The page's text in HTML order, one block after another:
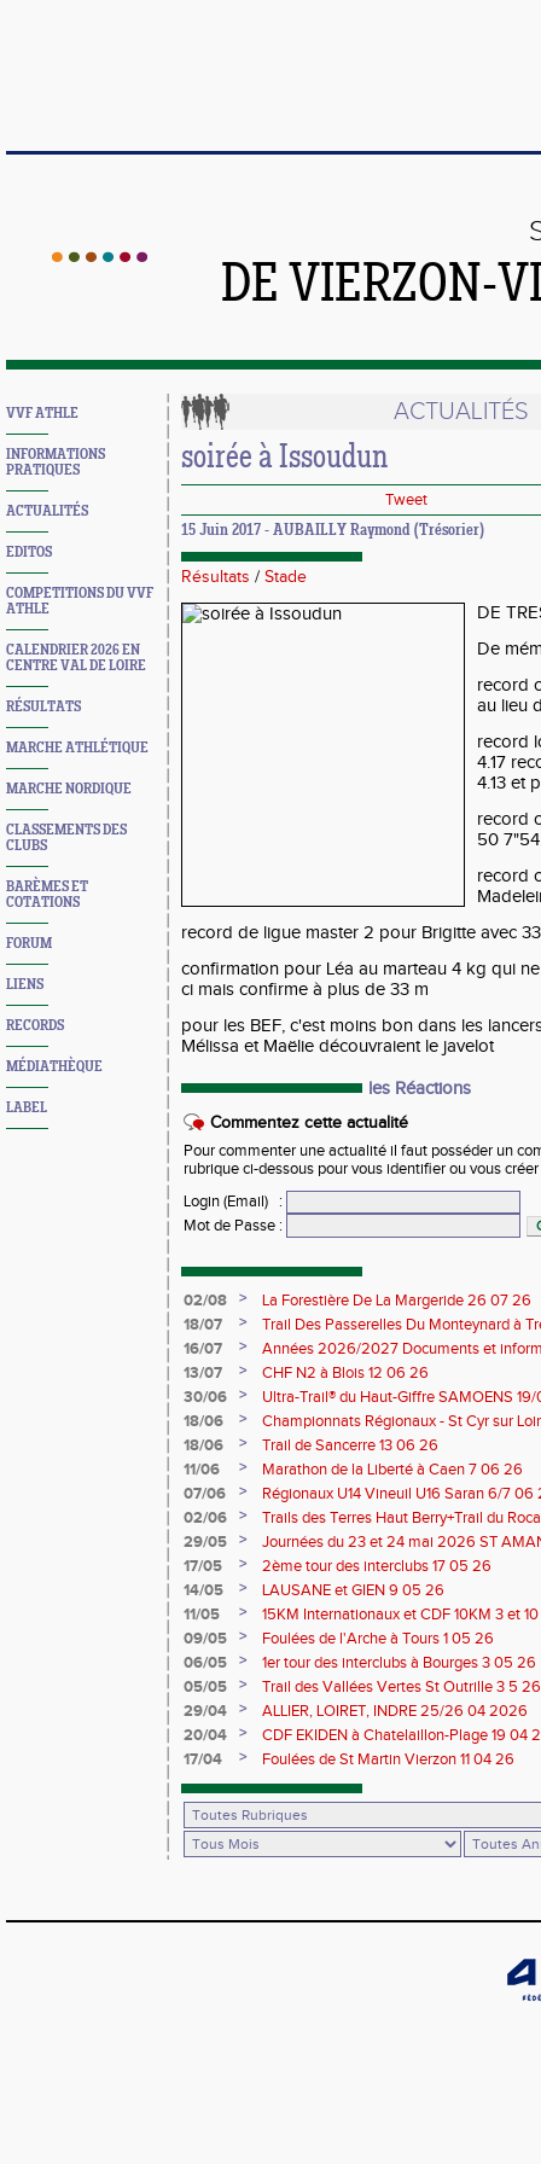
DE VIERZON-
VVF ATHLE
INFORMATIONS
PRATIQUES
ACTUALITÉS
EDITOS
COMPETITIONS DU VVF
ATHLE
CALENDRIER 2026 EN
CENTRE VAL DE LOIRE
RÉSULTATS
MARCHE ATHLÉTIQUE
MARCHE NORDIQUE
CLASSEMENTS DES
CLUBS
BARÈMES ET
COTATIONS
FORUM
LIENS
RECORDS
MÉDIATHÈQUE
LABEL
ACTUALITÉS
soirée à Issoudun
Tweet
15 Juin 2017 - AUBAILLY Raymond (Trésorier)
Résultats / Stade
DE
De
record
au lieu
record
4.17
4.13 et
record
50
record
record de ligue master 2 pour Brigitte avec
confirmation pour Léa au marteau 4 kg qui
ci mais confirme à plus de 33 m
pour les BEF, c'est moins bon dans les
Mélissa et Maëlie découvraient le javelot
les Réactions
Commentez cette actualité
Pour commenter une actualité il faut posséder un
rubrique ci-dessous pour vous identifier ou vous
Login (Email)
:
Mot de Passe :
02/08 >
La Forestière De La Margeride 26 07 26
18/07
>
Trail Des Passerelles Du Monteynard à
16/07
>
Années 2026/2027 Documents et
13/07
>
CHF N2 à Blois 12 06 26
30/06
>
Ultra-Trail® du Haut-Giffre SAMOENS
18/06
>
Championnats Régionaux - St Cyr sur
Saran 13/14 06 26
18/06 >
Trail de Sancerre 13 06 26
11/06
>
Marathon de la Liberté à Caen 7 06 26
07/06
>
Régionaux U14 Vineuil U16 Saran 6/7 06
02/06
>
Trails des Terres Haut Berry+Trail du
du Berry 30/31 05 2026
29/05 >
Journées du 23 et 24 mai 2026 ST
17/05
>
2ème tour des interclubs 17 05 26
14/05
>
LAUSANE et GIEN 9 05 26
11/05
>
15KM Internationaux et CDF 10KM 3 et
09/05
>
Foulées de l'Arche à Tours 1 05 26
06/05
>
1er tour des interclubs à Bourges 3 05 26
05/05
>
Trail des Vallées Vertes St Outrille 3 5 26
29/04
>
ALLIER, LOIRET, INDRE 25/26 04 2026
20/04
>
CDF EKIDEN à Chatelaillon-Plage 19 04
17/04
> Foulées de St Martin Vierzon 11 04 26